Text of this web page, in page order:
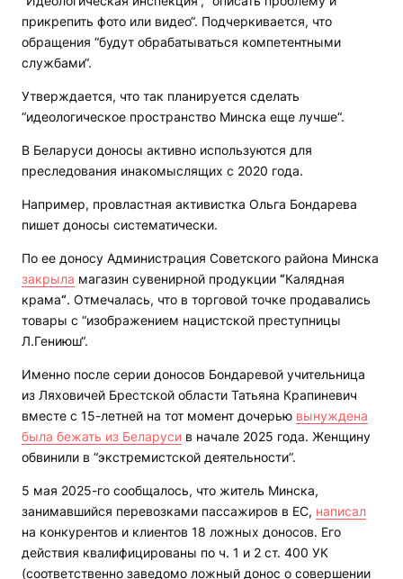
прикрепить фото или видео“. Подчеркивается, что
обращения “будут обрабатываться компетентными
службами“.
Утверждается, что так планируется сделать
“идеологическое пространство Минска еще лучше“.
В Беларуси доносы активно используются для
преследования инакомыслящих с 2020 года.
Например, провластная активистка Ольга Бондарева
пишет доносы систематически.
По ее доносу Администрация Советского района Минска
закрыла магазин сувенирной продукции “Калядная
крама“. Отмечалась, что в торговой точке продавались
товары с “изображением нацистской преступницы
Л.Гениюш“.
Именно после серии доносов Бондаревой учительница
из Ляховичей Брестской области Татьяна Крапиневич
вместе с 15-летней на тот момент дочерью вынуждена
была бежать из Беларуси в начале 2025 года. Женщину
обвинили в “экстремистской деятельности”.
5 мая 2025-го сообщалось, что житель Минска,
занимавшийся перевозками пассажиров в ЕС, написал
на конкурентов и клиентов 18 ложных доносов. Его
действия квалифицированы по ч. 1 и 2 ст. 400 УК
(соответственно заведомо ложный донос о совершении